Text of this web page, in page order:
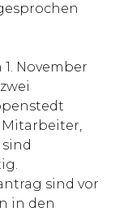
November
Mitarbeiter,
sind vor
in den